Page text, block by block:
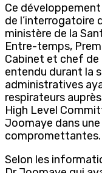
Ce
de l’interrogatoire
ministère de la
Entre-temps,
Cabinet et chef
entendu durant la
administratives
respirateurs
High Level
Joomaye dans
compromettantes.
Selon les